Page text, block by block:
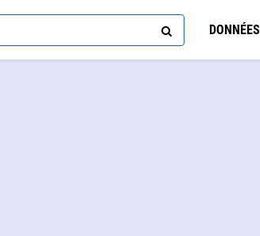
DONNÉES